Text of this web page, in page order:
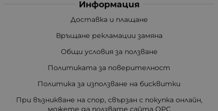
Информация
Доставка и плащане
Връщане рекламации замяна
Общи условия за ползване
Политиката за поверителност
Политика за използване на бисквитки
При възникване на спор, свързан с покупка онлайн,
можете да ползвате сайта ОРС